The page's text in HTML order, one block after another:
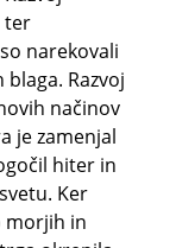
ter
narekovali
Razvoj
načinov
je zamenjal
hiter in
Ker
morjih in